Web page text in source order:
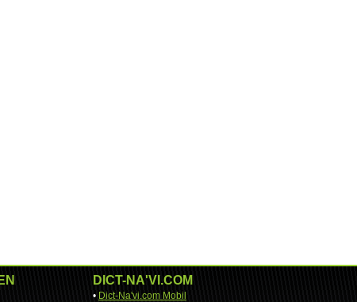
DICT-NA'VI.COM
• Dict-Na'vi.com Mobil